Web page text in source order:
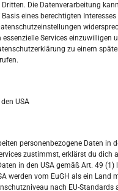
Die Datenverarbeitung
eines berechtigten
essenzielle Services einzuwilligen
zu einem
USA
personenbezogene Daten in
zustimmst, erklärst du dich
in den USA gemäß Art. 49 (1)
werden vom EuGH als ein Land
nach EU-Standards
M D F
4 5 6